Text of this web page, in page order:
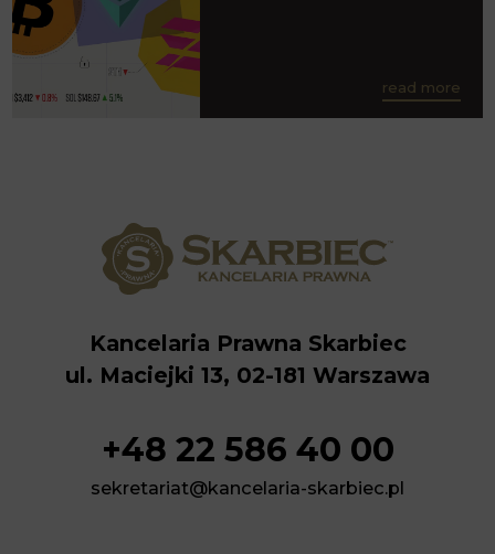
read more
Kancelaria Prawna Skarbiec
ul. Maciejki 13, 02-181 Warszawa
+48 22 586 40 00
sekretariat@kancelaria-skarbiec.pl